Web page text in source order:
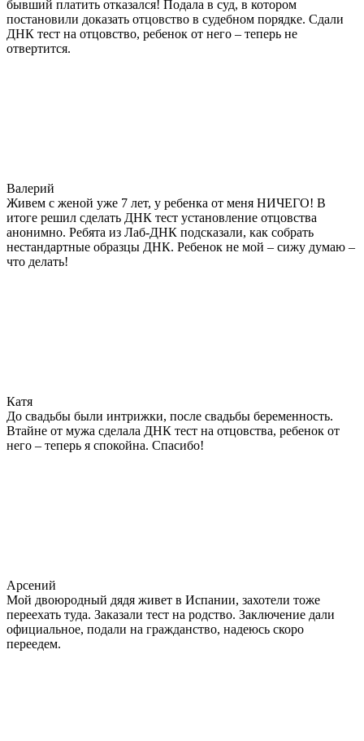
бывший платить отказался! Подала в суд, в котором
постановили доказать отцовство в судебном порядке. Сдали
ДНК тест на отцовство, ребенок от него – теперь не
отвертится.
Валерий
Живем с женой уже 7 лет, у ребенка от меня НИЧЕГО! В
итоге решил сделать ДНК тест установление отцовства
анонимно. Ребята из Лаб-ДНК подсказали, как собрать
нестандартные образцы ДНК. Ребенок не мой – сижу думаю –
что делать!
Катя
До свадьбы были интрижки, после свадьбы беременность.
Втайне от мужа сделала ДНК тест на отцовства, ребенок от
него – теперь я спокойна. Спасибо!
Арсений
Мой двоюродный дядя живет в Испании, захотели тоже
переехать туда. Заказали тест на родство. Заключение дали
официальное, подали на гражданство, надеюсь скоро
переедем.